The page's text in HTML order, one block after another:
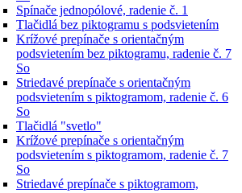
Spínače jednopólové, radenie č. 1
Tlačidlá bez piktogramu s podsvietením
Krížové prepínače s orientačným
podsvietením bez piktogramu, radenie č. 7
So
Striedavé prepínače s orientačným
podsvietením s piktogramom, radenie č. 6
So
Tlačidlá "svetlo"
Krížové prepínače s orientačným
podsvietením s piktogramom, radenie č. 7
So
Striedavé prepínače s piktogramom,